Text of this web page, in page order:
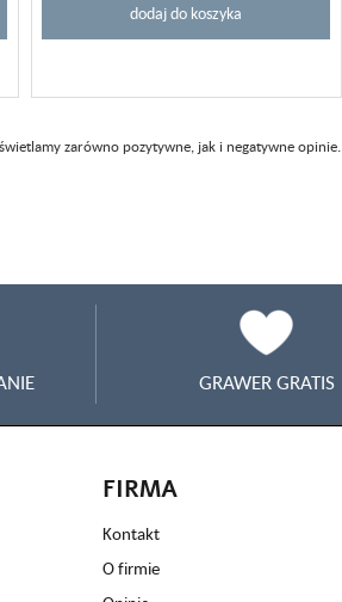
dodaj do koszyka
zarówno pozytywne, jak i negatywne opinie.
GRAWER GRATIS
FIRMA
Kontakt
O firmie